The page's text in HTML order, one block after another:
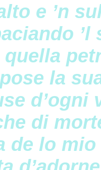
e ’n
quella
la
di
de lo